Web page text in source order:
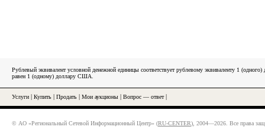
Рублевый эквивалент условной денежной единицы соответствует рублевому эквиваленту 1
равен 1 (одному) доллару США.
Услуги Купить Продать Мои аукционы Вопрос — ответ|
© АО «Региональный Сетевой Информационный Центр» (RU-CENTER), 2004—2026. Все права